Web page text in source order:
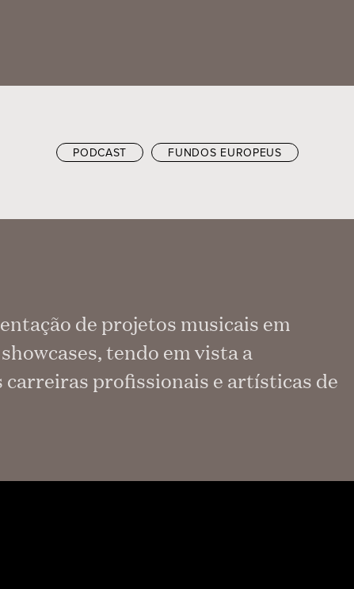
PODCAST FUNDOS EUROPEUS
de projetos musicais em
tendo em vista a
carreiras profissionais e artísticas de